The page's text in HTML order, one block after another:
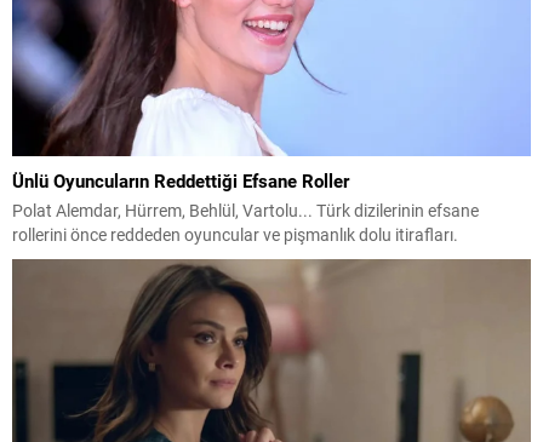
Ünlü Oyuncuların Reddettiği Efsane Roller
Polat Alemdar, Hürrem, Behlül, Vartolu... Türk dizilerinin efsane
rollerini önce reddeden oyuncular ve pişmanlık dolu itirafları.